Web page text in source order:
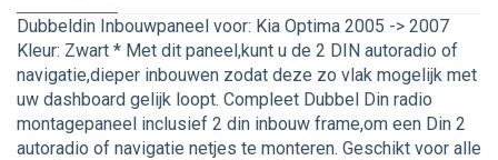
Dubbeldin Inbouwpaneel voor: Kia Optima 2005 -> 2007
Kleur: Zwart * Met dit paneel,kunt u de 2 DIN autoradio of
navigatie,dieper inbouwen zodat deze zo vlak mogelijk met
uw dashboard gelijk loopt. Compleet Dubbel Din radio
montagepaneel inclusief 2 din inbouw frame,om een Din 2
autoradio of navigatie netjes te monteren. Geschikt voor alle